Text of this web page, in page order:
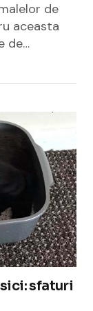
de
aceasta
de…
sfaturi